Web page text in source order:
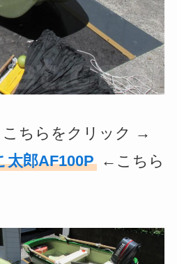
ちらをクリック →
郎AF100P←こちら